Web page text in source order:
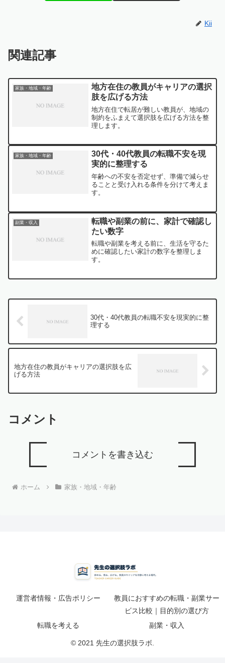
Kii
関連記事
家族・地域・年齢
地方在住の教員がキャリアの選択
肢を広げる方法
地方在住で転居が難しい教員が、地域の
制約をふまえて選択肢を広げる方法を整
理します。
家族・地域・年齢
30代・40代教員の転職不安を現
実的に整理する
年齢への不安を否定せず、準備で減らせ
ることと受け入れる条件を分けて考えま
す。
副業・収入
転職や副業の前に、家計で確認し
たい数字
転職や副業を考える前に、生活を守るた
めに確認したい家計の数字を整理しま
す。
30代・40代教員の転職不安を現実的に整
理する
地方在住の教員がキャリアの選択肢を広
げる方法
コメント
コメントを書き込む
ホーム 家族・地域・年齢
運営者情報・広告ポリシー
教員におすすめの転職・副業サー
ビス比較｜目的別の選び方
転職を考える
副業・収入
© 2021 先生の選択肢ラボ.